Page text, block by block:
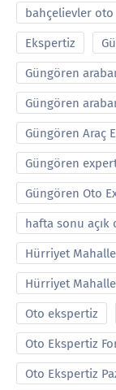
bahçelievler
Ekspertiz
Güngören
Güngören
Güngören Araç
Güngören
Güngören Oto
hafta sonu açık
Hürriyet
Hürriyet
Oto ekspertiz
Oto Ekspertiz
Oto Ekspertiz